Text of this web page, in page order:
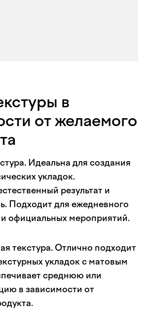
в
от желаемого
Идеальна для создания
укладок.
результат и
Подходит для ежедневного
официальных мероприятий.
текстура. Отлично подходит
укладок с матовым
среднюю или
в зависимости от